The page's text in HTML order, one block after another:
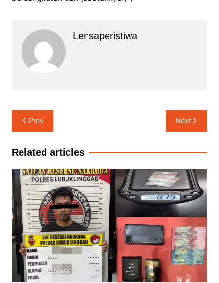
Lensaperistiwa
Navigasi
pos
Prev Next
Related articles